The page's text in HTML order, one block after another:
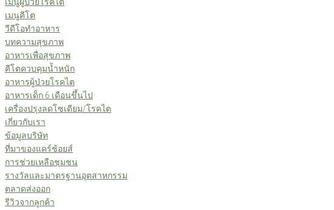
เมนูคีโต
วีดีโอทำอาหาร
บทความสุขภาพ
อาหารเพื่อสุขภาพ
คีโตควบคุมน้ำหนัก
อาหารผู้ป่วยโรคไต
อาหารเด็ก 6 เดือนขึ้นไป
เครื่องปรุงลดโซเดียม/โรคไต
เกี่ยวกับเรา
ข้อมูลบริษัท
ที่มาของแคร์ช้อยส์
การช่วยเหลือชุมชน
รางวัลและมาตรฐานอุตสาหกรรม
ตลาดส่งออก
รีวิวจากลูกค้า